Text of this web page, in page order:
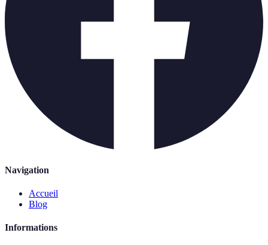
Navigation
Accueil
Blog
Informations